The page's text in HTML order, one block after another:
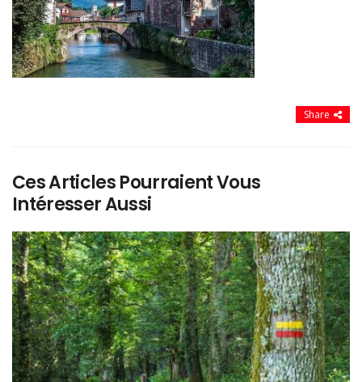
Share
Ces Articles Pourraient Vous
Intéresser Aussi